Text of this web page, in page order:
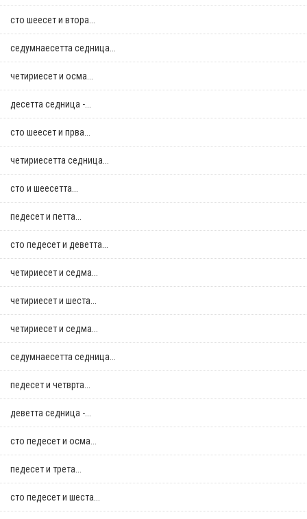
сто шеесет и втора...
седумнаесетта седница...
четириесет и осма...
десетта седница -...
сто шеесет и прва...
четириесетта седница...
сто и шеесетта...
педесет и петта...
сто педесет и деветта...
четириесет и седма...
четириесет и шеста...
четириесет и седма...
седумнаесетта седница...
педесет и четврта...
деветта седница -...
сто педесет и осма...
педесет и трета...
сто педесет и шеста...